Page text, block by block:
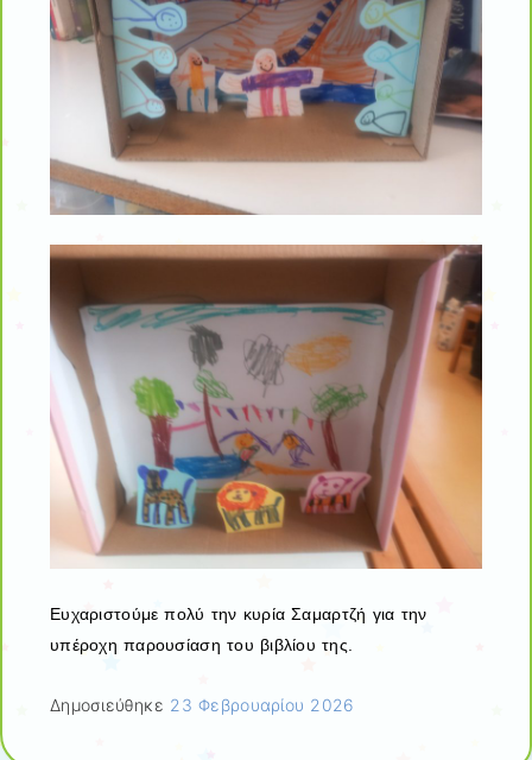
Ευχαριστούμε πολύ την κυρία Σαμαρτζή για την
υπέροχη παρουσίαση του βιβλίου της.
Δημοσιεύθηκε 23 Φεβρουαρίου 2026